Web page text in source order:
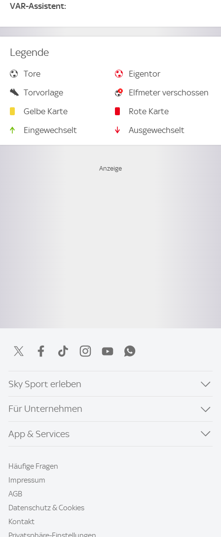
VAR-Assistent:
Legende
Tore
Eigentor
Torvorlage
Elfmeter verschossen
Gelbe Karte
Rote Karte
Eingewechselt
Ausgewechselt
Sky Sport erleben
Für Unternehmen
App & Services
Häufige Fragen
Impressum
AGB
Datenschutz & Cookies
Kontakt